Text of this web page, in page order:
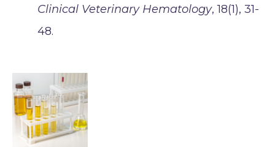
Clinical Veterinary Hematology, 18(1), 31-
48.